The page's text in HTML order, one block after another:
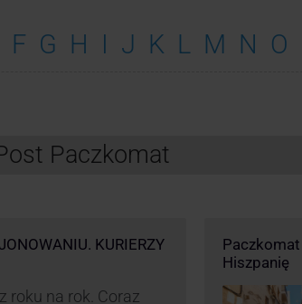
F G H I J K L M N O
Paczkomat
KURIERZY
roku na rok. Coraz
Hiszpanię